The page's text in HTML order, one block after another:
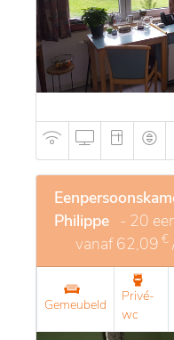
ondersteuning.
Philippe - 20
vanaf62,09 €
Gemeubeld
Privé-
wc